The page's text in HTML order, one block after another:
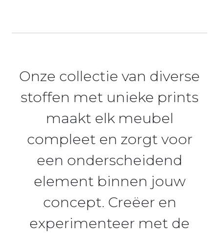
Onze collectie van diverse
stoffen met unieke prints
maakt elk meubel
compleet en zorgt voor
een onderscheidend
element binnen jouw
concept. Creëer en
experimenteer met de